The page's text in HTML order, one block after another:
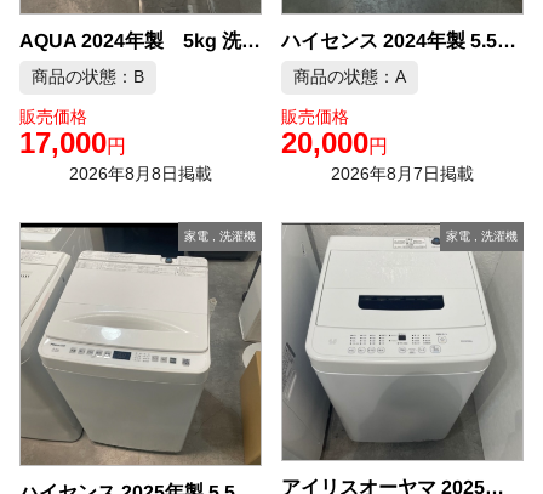
AQUA 2024年製 5kg 洗濯機 中古品販売
商品の状態：B
販売価格
17,000円
2026年8月8日掲載
ハイセンス 2024年製 5.5kg 洗濯機 中古品販売
商品の状態：A
販売価格
20,000円
2026年8月7日掲載
家電, 洗濯機 家電 洗濯機
アイリスオーヤマ 2025年製 4.5kg 洗濯機 中古品販売